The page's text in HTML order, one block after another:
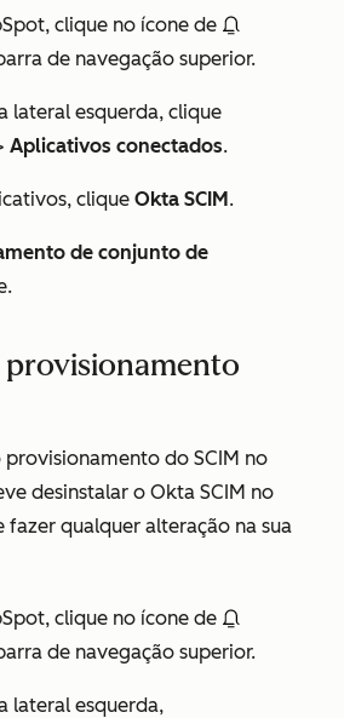
clique no ícone de
de navegação superior.
lateral esquerda, clique
Aplicativos conectados.
, clique Okta SCIM.
de conjunto de
provisionamento
provisionamento do SCIM no
desinstalar o Okta SCIM no
fazer qualquer alteração na sua
clique no ícone de
de navegação superior.
lateral esquerda,